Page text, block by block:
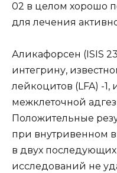
02 в целом хорошо
для лечения
Аликафорсен (ISIS
интегрину,
лейкоцитов (LFA) -1,
межклеточной
Положительные
при внутривенном
в двух
исследований не